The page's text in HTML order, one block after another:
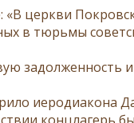
«В церкви
в тюрьмы
задолженность
иеродиакона